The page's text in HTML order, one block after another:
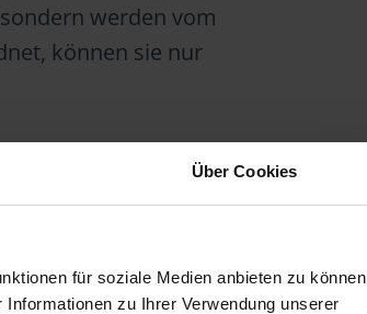
Über Cookies
für soziale Medien anbieten zu können
zu Ihrer Verwendung unserer
werden vom
können sie nur
das.
– wir